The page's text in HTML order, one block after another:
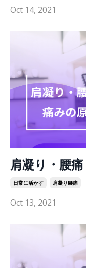
Oct 14, 2021
肩凝り・腰
日常に活かす 肩凝り腰痛
Oct 13, 2021